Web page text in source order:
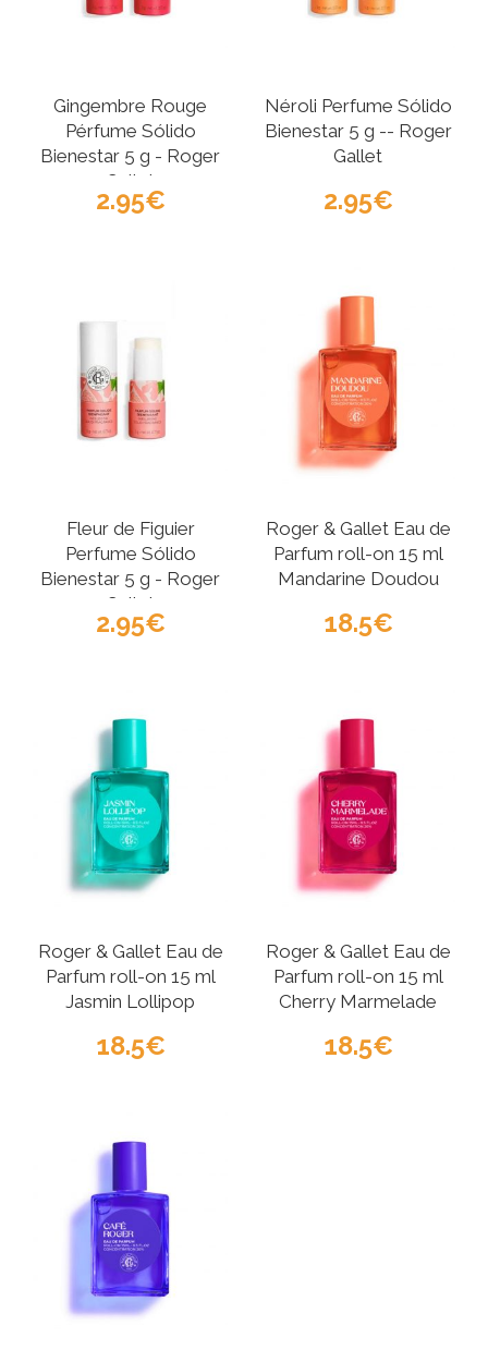
Gingembre Rouge
Pérfume Sólido
Bienestar 5 g - Roger
Gallet
2.95
Néroli Perfume Sólido
Bienestar 5 g -- Roger
Gallet
2.95
Fleur de Figuier
Perfume Sólido
Bienestar 5 g - Roger
Gallet
2.95
Roger & Gallet Eau de
Parfum roll-on 15 ml
Mandarine Doudou
18.5
Roger & Gallet Eau de
Parfum roll-on 15 ml
Jasmin Lollipop
18.5
Roger & Gallet Eau de
Parfum roll-on 15 ml
Cherry Marmelade
18.5